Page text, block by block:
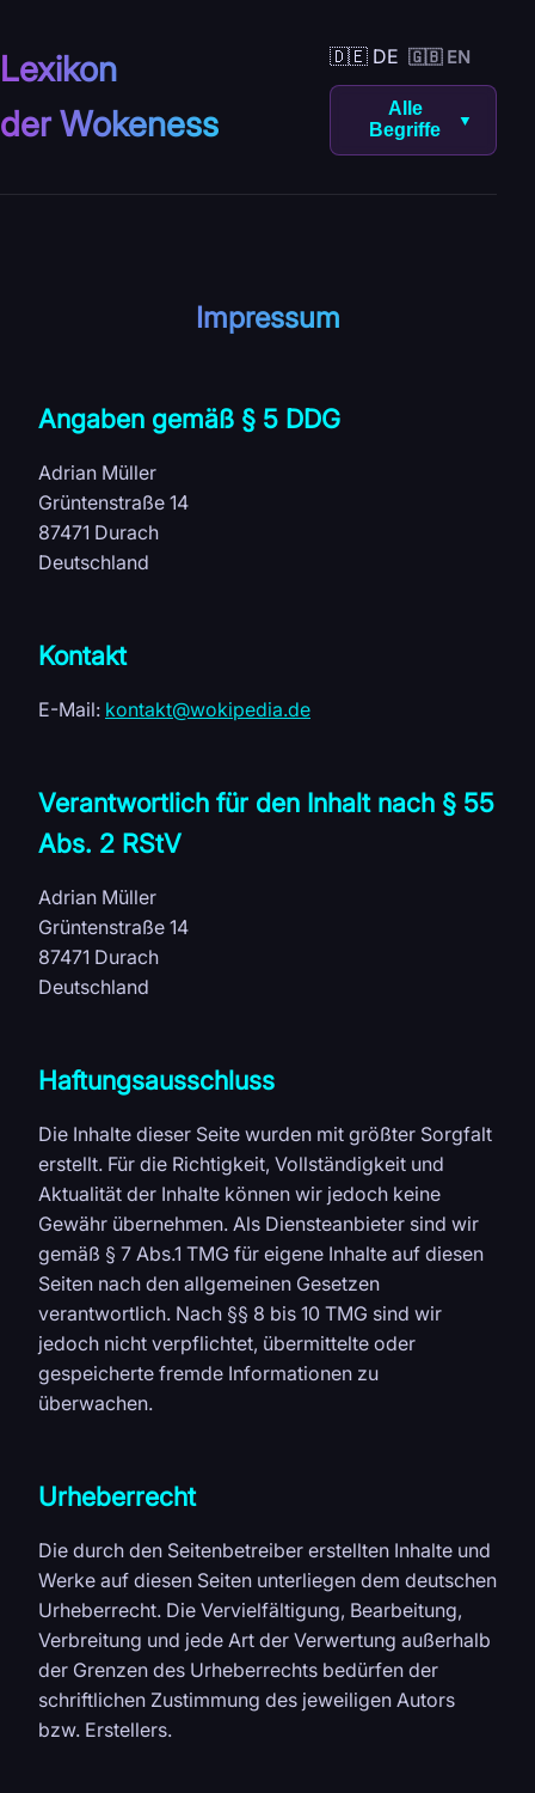
Lexikon
der Wokeness
🇩🇪 DE 🇬🇧 EN
Alle
Begriffe
▼
Impressum
Angaben gemäß § 5 DDG
Adrian Müller
Grüntenstraße 14
87471 Durach
Deutschland
Kontakt
E-Mail: kontakt@wokipedia.de
Verantwortlich für den Inhalt nach § 55
Abs. 2 RStV
Adrian Müller
Grüntenstraße 14
87471 Durach
Deutschland
Haftungsausschluss
Die Inhalte dieser Seite wurden mit größter Sorgfalt
erstellt. Für die Richtigkeit, Vollständigkeit und
Aktualität der Inhalte können wir jedoch keine
Gewähr übernehmen. Als Diensteanbieter sind wir
gemäß § 7 Abs.1 TMG für eigene Inhalte auf diesen
Seiten nach den allgemeinen Gesetzen
verantwortlich. Nach §§ 8 bis 10 TMG sind wir
jedoch nicht verpflichtet, übermittelte oder
gespeicherte fremde Informationen zu
überwachen.
Urheberrecht
Die durch den Seitenbetreiber erstellten Inhalte und
Werke auf diesen Seiten unterliegen dem deutschen
Urheberrecht. Die Vervielfältigung, Bearbeitung,
Verbreitung und jede Art der Verwertung außerhalb
der Grenzen des Urheberrechts bedürfen der
schriftlichen Zustimmung des jeweiligen Autors
bzw. Erstellers.